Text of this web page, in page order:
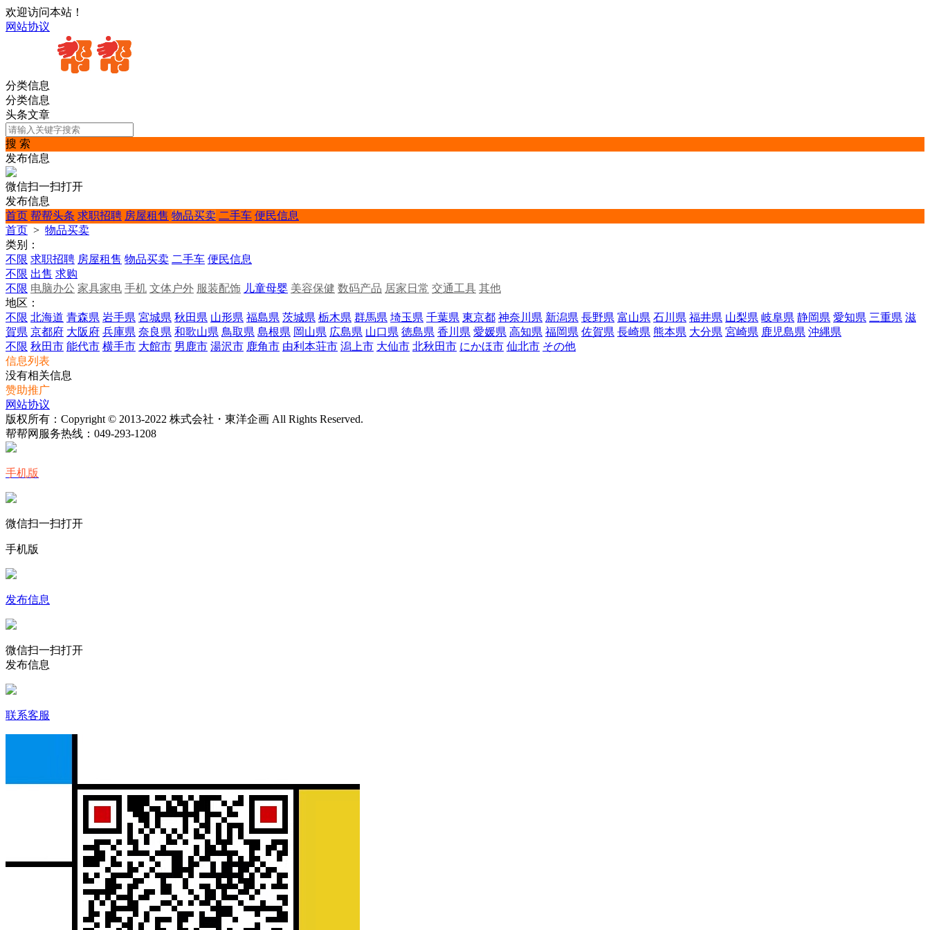
欢迎访问本站！
网站协议
分类信息
分类信息
头条文章
搜 索
发布信息
微信扫一扫打开
发布信息
首页 帮帮头条 求职招聘 房屋租售 物品买卖 二手车 便民信息
首页 > 物品买卖
类别：
不限 求职招聘 房屋租售 物品买卖 二手车 便民信息
不限 出售 求购
不限 电脑办公 家具家电 手机 文体户外 服装配饰 儿童母婴 美容保健 数码产品 居家日常 交通工具 其他
地区：
不限 北海道 青森県 岩手県 宮城県 秋田県 山形県 福島県 茨城県 栃木県 群馬県 埼玉県 千葉県 東京都 神奈川県 新潟県 長野県 富山県 石川県 福井県 山梨県 岐阜県 静岡県 愛知県 三重県 滋
賀県 京都府 大阪府 兵庫県 奈良県 和歌山県 鳥取県 島根県 岡山県 広島県 山口県 徳島県 香川県 愛媛県 高知県 福岡県 佐賀県 長崎県 熊本県 大分県 宮崎県 鹿児島県 沖縄県
不限 秋田市 能代市 横手市 大館市 男鹿市 湯沢市 鹿角市 由利本荘市 潟上市 大仙市 北秋田市 にかほ市 仙北市 その他
信息列表
没有相关信息
赞助推广
网站协议
版权所有：Copyright © 2013-2022 株式会社・東洋企画 All Rights Reserved.
帮帮网服务热线： 049-293-1208
手机版
微信扫一扫打开
手机版
发布信息
微信扫一扫打开
发布信息
联系客服